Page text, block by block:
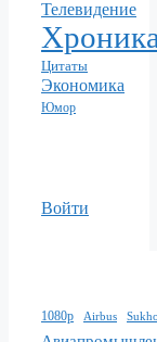
Телевидение
Хроника
Цитаты
Экономика
Юмор
Войти
1080p Airbus